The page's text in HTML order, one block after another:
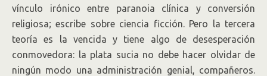
vínculo irónico entre paranoia clínica y conversión
religiosa; escribe sobre ciencia ficción. Pero la tercera
teoría es la vencida y tiene algo de desesperación
conmovedora: la plata sucia no debe hacer olvidar de
ningún modo una administración genial, compañeros.